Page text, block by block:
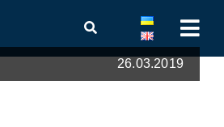
26.03.2019